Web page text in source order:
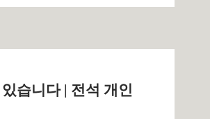
습니다 | 전석 개인